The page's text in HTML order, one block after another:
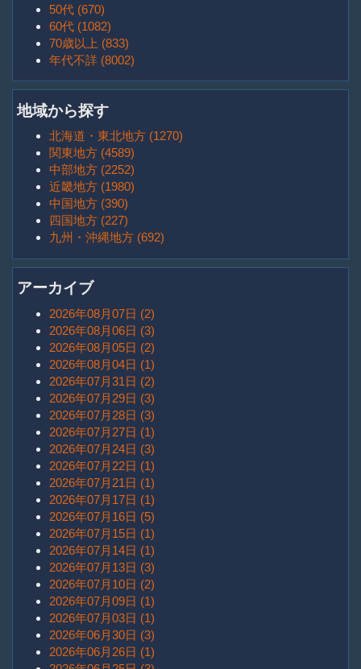
50代 (670)
60代 (1082)
70歳以上 (833)
年代不詳 (8002)
地域から探す
北海道・東北地方 (1270)
関東地方 (4589)
中部地方 (2252)
近畿地方 (1980)
中国地方 (390)
四国地方 (227)
九州・沖縄地方 (692)
アーカイブ
2026年08月07日 (2)
2026年08月06日 (3)
2026年08月05日 (2)
2026年08月04日 (1)
2026年07月31日 (2)
2026年07月29日 (3)
2026年07月28日 (3)
2026年07月27日 (1)
2026年07月24日 (3)
2026年07月22日 (1)
2026年07月21日 (1)
2026年07月17日 (1)
2026年07月16日 (5)
2026年07月15日 (1)
2026年07月14日 (1)
2026年07月13日 (3)
2026年07月10日 (2)
2026年07月09日 (1)
2026年07月03日 (1)
2026年06月30日 (3)
2026年06月26日 (1)